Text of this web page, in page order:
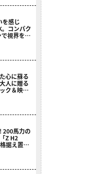
を感じ
コンパク
視界を確
］
心に蘇る
人に贈る
ク＆映画
200馬力の
Z H2
据え置き